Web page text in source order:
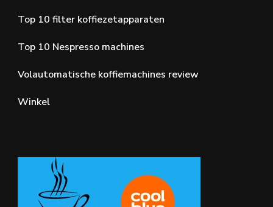
Top 10 filter koffiezetapparaten
Top 10 Nespresso machines
Volautomatische koffiemachines review
Winkel